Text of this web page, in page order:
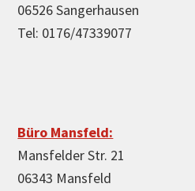
06526 Sangerhausen
Tel: 0176/47339077
Büro Mansfeld:
Mansfelder Str. 21
06343 Mansfeld